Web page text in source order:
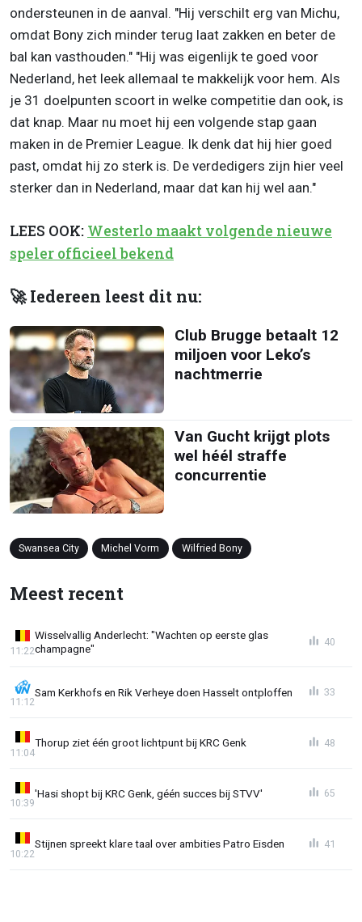
ondersteunen in de aanval. "Hij verschilt erg van Michu,
omdat Bony zich minder terug laat zakken en beter de
bal kan vasthouden." "Hij was eigenlijk te goed voor
Nederland, het leek allemaal te makkelijk voor hem. Als
je 31 doelpunten scoort in welke competitie dan ook, is
dat knap. Maar nu moet hij een volgende stap gaan
maken in de Premier League. Ik denk dat hij hier goed
past, omdat hij zo sterk is. De verdedigers zijn hier veel
sterker dan in Nederland, maar dat kan hij wel aan."
LEES OOK: Westerlo maakt volgende nieuwe
speler officieel bekend
🚀 Iedereen leest dit nu:
Club Brugge betaalt 12
miljoen voor Leko’s
nachtmerrie
Van Gucht krijgt plots
wel héél straffe
concurrentie
Swansea City Michel Vorm Wilfried Bony
Meest recent
Wisselvallig Anderlecht: "Wachten op eerste glas
champagne"
11:22
40
Sam Kerkhofs en Rik Verheye doen Hasselt ontploffen
11:12
33
Thorup ziet één groot lichtpunt bij KRC Genk
11:04
48
'Hasi shopt bij KRC Genk, géén succes bij STVV'
10:39
65
Stijnen spreekt klare taal over ambities Patro Eisden
10:22
41